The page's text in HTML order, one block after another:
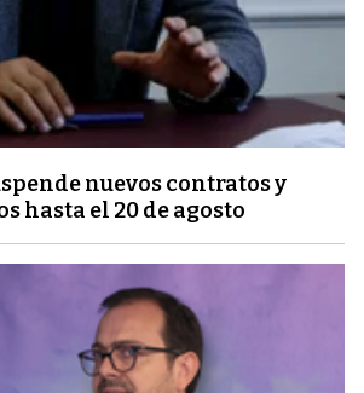
nuevos contratos y
hasta el 20 de agosto